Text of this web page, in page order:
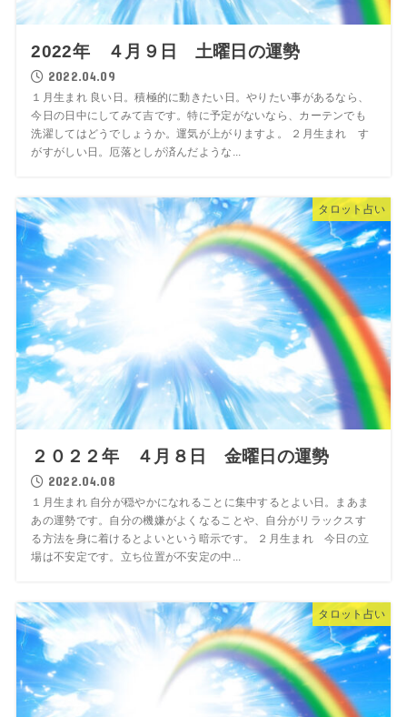
2022年 ４月９日 土曜日の運勢
2022.04.09
１月生まれ 良い日。積極的に動きたい日。やりたい事があるなら、
今日の日中にしてみて吉です。特に予定がないなら、カーテンでも
洗濯してはどうでしょうか。運気が上がりますよ。 ２月生まれ す
がすがしい日。厄落としが済んだような...
タロット占い
２０２２年 ４月８日 金曜日の運勢
2022.04.08
１月生まれ 自分が穏やかになれることに集中するとよい日。まあま
あの運勢です。自分の機嫌がよくなることや、自分がリラックスす
る方法を身に着けるとよいという暗示です。 ２月生まれ 今日の立
場は不安定です。立ち位置が不安定の中...
タロット占い